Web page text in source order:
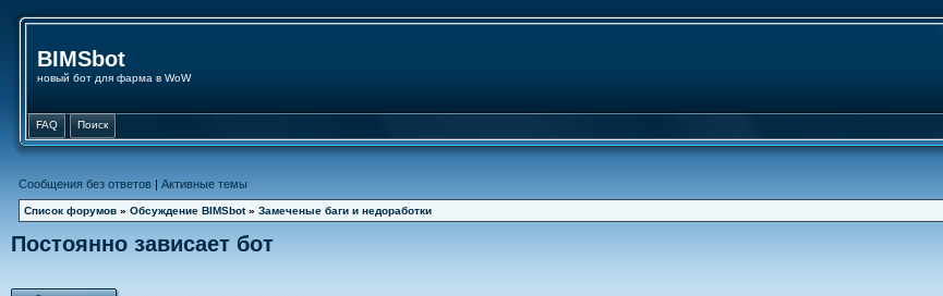
BIMSbot
новый бот для фарма в WoW
FAQ Поиск
Сообщения без ответов | Активные темы
Список форумов » Обсуждение BIMSbot» Замеченые баги и недоработки
Постоянно зависает бот